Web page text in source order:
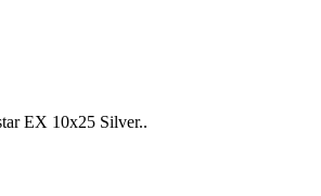
EX 10x25 Silver..